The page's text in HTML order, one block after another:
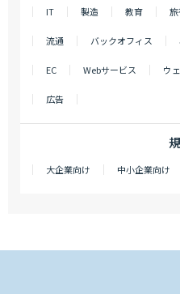
IT 製造 教育
流通 バックオフィス
EC Webサービス ウ
広告
大企業向け 中小企業向け